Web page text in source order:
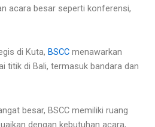
acara besar seperti konferensi,
di Kuta,BSCC menawarkan
titik di Bali, termasuk bandara dan
besar, BSCC memiliki ruang
dengan kebutuhan acara,